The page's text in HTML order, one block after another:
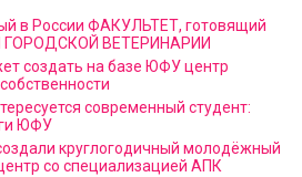
в России ФАКУЛЬТЕТ, готовящий
ГОРОДСКОЙ ВЕТЕРИНАРИИ
создать на базе ЮФУ центр
современный студент:
ЮФУ
круглогодичный молодёжный
со специализацией АПК